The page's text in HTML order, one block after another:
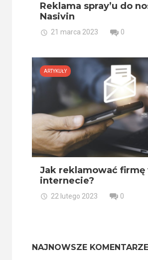
Reklama spray’u do
Nasivin
21 marca 2023 0
ARTYKUŁY
Jak reklamować firmę
internecie?
22 lutego 2023 0
NAJNOWSZE KOMENTARZE